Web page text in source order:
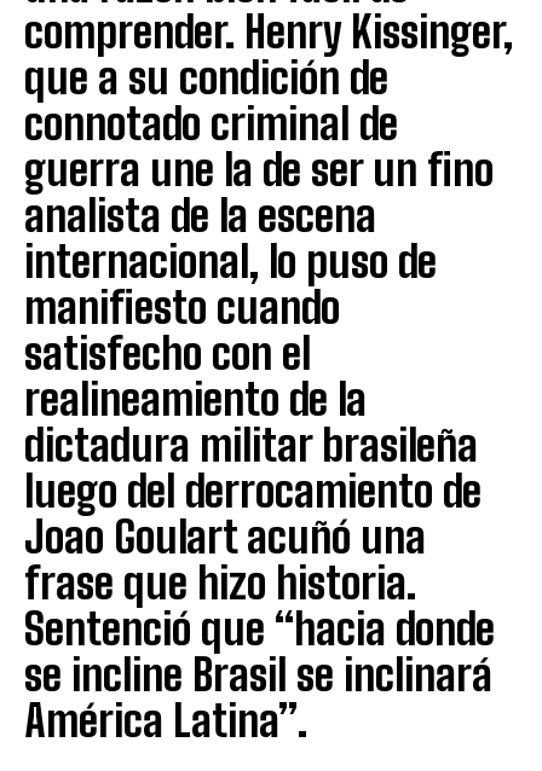
comprender. Henry Kissinger,
que a su condición de
connotado criminal de
guerra une la de ser un fino
analista de la escena
internacional, lo puso de
manifiesto cuando
satisfecho con el
realineamiento de la
dictadura militar brasileña
luego del derrocamiento de
Joao Goulart acuñó una
frase que hizo historia.
Sentenció que “hacia donde
se incline Brasil se inclinará
América Latina”.